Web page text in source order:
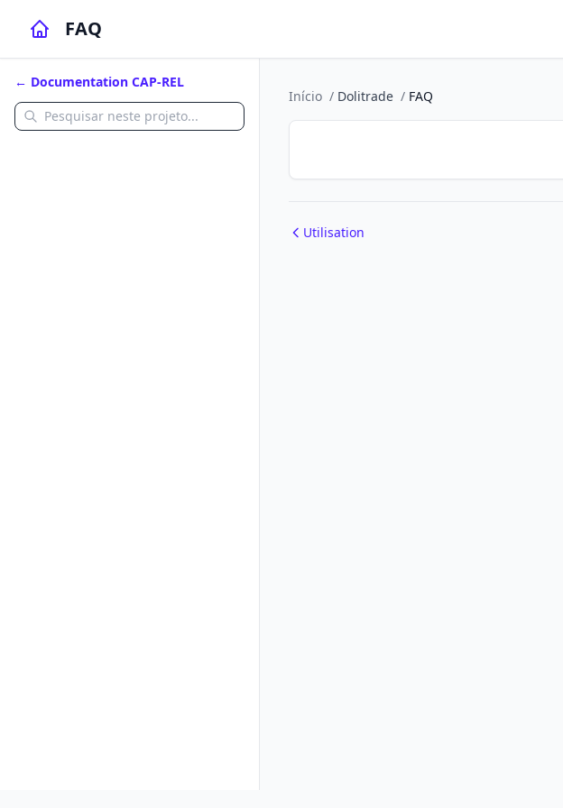
FAQ
← Documentation CAP-REL
Início / Dolitrade / FAQ
Utilisation